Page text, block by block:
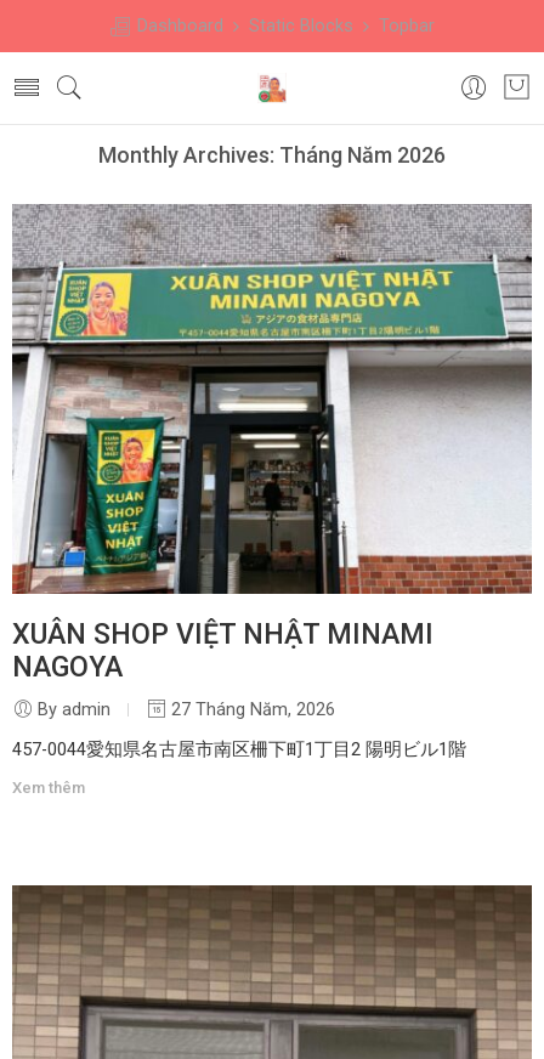
Dashboard Static Blocks Topbar
Monthly Archives: Tháng Năm 2026
XUÂN SHOP VIỆT NHẬT MINAMI
NAGOYA
By admin
27 Tháng Năm, 2026
457-0044愛知県名古屋市南区柵下町1丁目2 陽明ビル1階
Xem thêm